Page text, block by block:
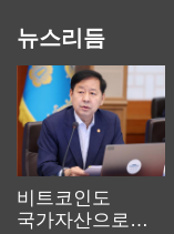
뉴스리듬
비트코인도
국가자산으로…'